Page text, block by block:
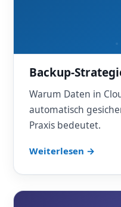
Backup-
Warum Daten in
automatisch
Praxis bedeutet.
Weiterlesen →